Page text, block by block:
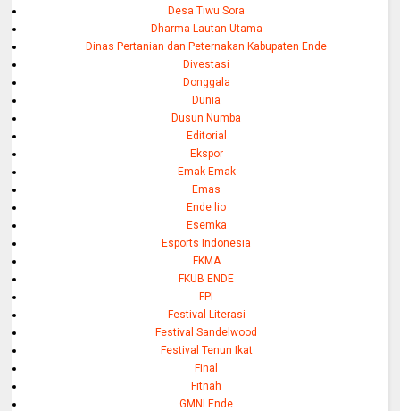
Desa Tiwu Sora
Dharma Lautan Utama
Dinas Pertanian dan Peternakan Kabupaten Ende
Divestasi
Donggala
Dunia
Dusun Numba
Editorial
Ekspor
Emak-Emak
Emas
Ende lio
Esemka
Esports Indonesia
FKMA
FKUB ENDE
FPI
Festival Literasi
Festival Sandelwood
Festival Tenun Ikat
Final
Fitnah
GMNI Ende